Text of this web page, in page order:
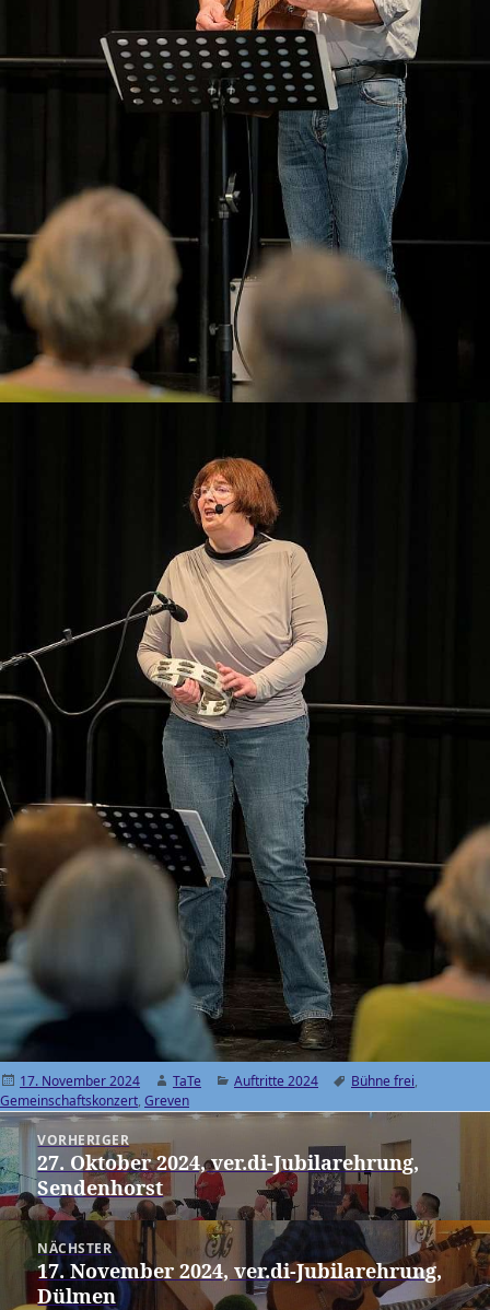
Veröffentlicht
am
17. November 2024 Autor
TaTe Kategorien
Auftritte 2024 Schlagwörter
Bühne frei,
Gemeinschaftskonzert, Greven
Beitragsnavigation
VORHERIGER
Vorheriger
Beitrag:
27. Oktober 2024, ver.di-Jubilarehrung,
Sendenhorst
NÄCHSTER
Nächster
Beitrag:
17. November 2024, ver.di-Jubilarehrung,
Dülmen